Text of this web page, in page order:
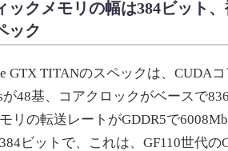
ックメモリの幅は384ビット
ック
GTX TITANのスペックは、CUDA
が48基、コアクロックがベースで
リの転送レートがGDDR5で
ビットで、これは、GF110世代